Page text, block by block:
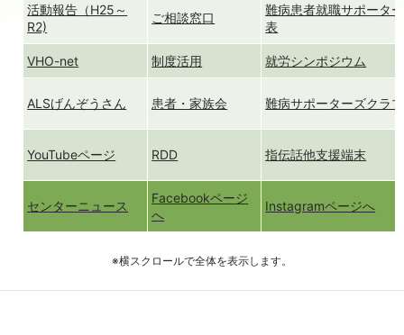
活動報告（H25～
R2)
ご相談窓口
難病患者就職サポータ
表
VHO-net 制度活用 就労シンポジウム
ALSげんぞうさん 患者・家族会 難病サポーターズクラブ
YouTubeページ RDD 指伝話他支援端末
センターニュース
Facebookページ
へ
Instagramページへ
※横スクロールで全体を表示します。